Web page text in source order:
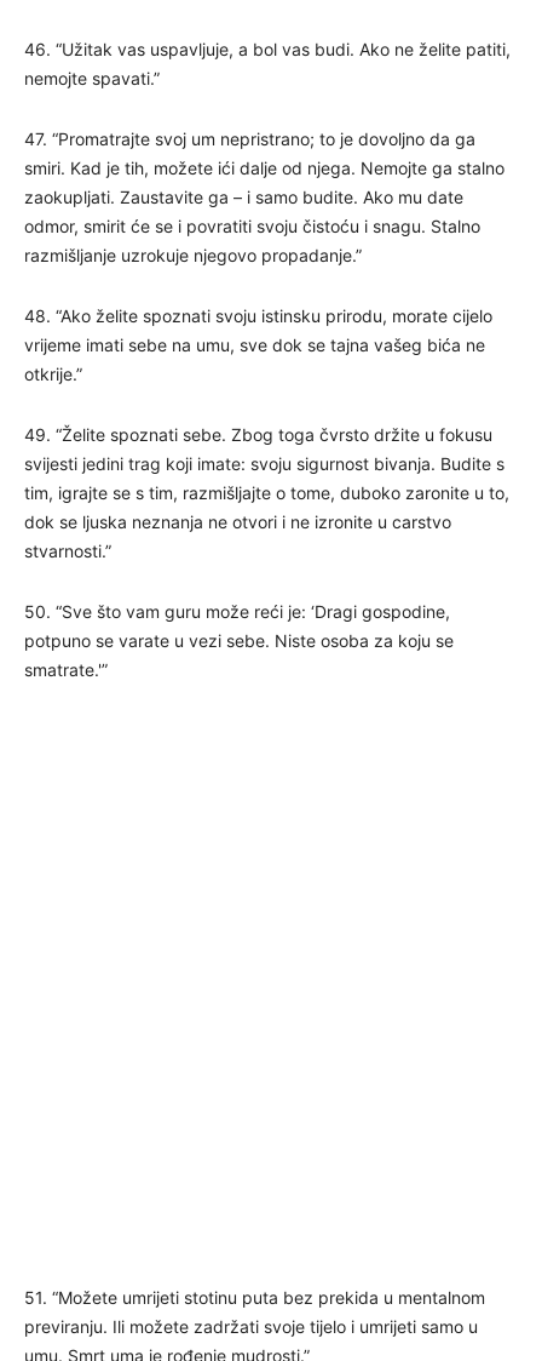
46. “Užitak vas uspavljuje, a bol vas budi. Ako ne želite patiti,
nemojte spavati.”
47. “Promatrajte svoj um nepristrano; to je dovoljno da ga
smiri. Kad je tih, možete ići dalje od njega. Nemojte ga stalno
zaokupljati. Zaustavite ga – i samo budite. Ako mu date
odmor, smirit će se i povratiti svoju čistoću i snagu. Stalno
razmišljanje uzrokuje njegovo propadanje.”
48. “Ako želite spoznati svoju istinsku prirodu, morate cijelo
vrijeme imati sebe na umu, sve dok se tajna vašeg bića ne
otkrije.”
49. “Želite spoznati sebe. Zbog toga čvrsto držite u fokusu
svijesti jedini trag koji imate: svoju sigurnost bivanja. Budite s
tim, igrajte se s tim, razmišljajte o tome, duboko zaronite u to,
dok se ljuska neznanja ne otvori i ne izronite u carstvo
stvarnosti.”
50. “Sve što vam guru može reći je: ‘Dragi gospodine,
potpuno se varate u vezi sebe. Niste osoba za koju se
smatrate.'”
51. “Možete umrijeti stotinu puta bez prekida u mentalnom
previranju. Ili možete zadržati svoje tijelo i umrijeti samo u
umu. Smrt uma je rođenje mudrosti.”